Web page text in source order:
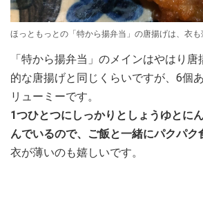
ほっともっとの「特から揚弁当」の唐揚げは、衣も
「特から揚弁当」のメインはやはり
的な唐揚げと同じくらいですが、6個
リューミーです。
1つひとつにしっかりとしょうゆとに
んでいるので、ご飯と一緒にパクパク
衣が薄いのも嬉しいです。